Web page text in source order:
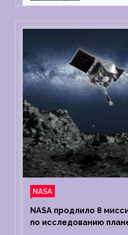
тест на
NASA
NASA продлило 8
по исследованию